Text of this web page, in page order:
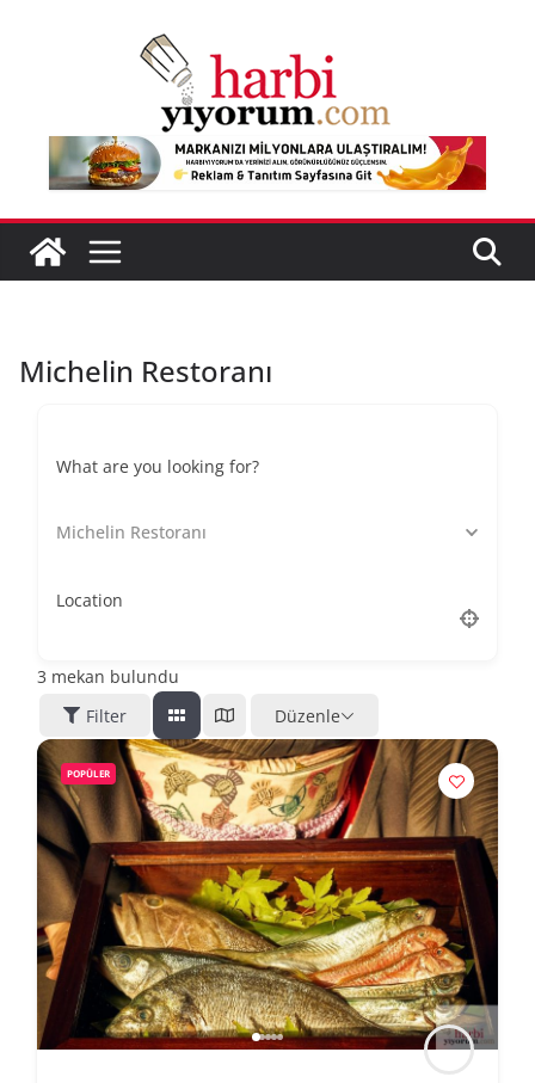
Michelin Restoranı
What are you looking for?
Michelin Restoranı
Location
3 mekan bulundu
Filter
Düzenle
POPÜLER